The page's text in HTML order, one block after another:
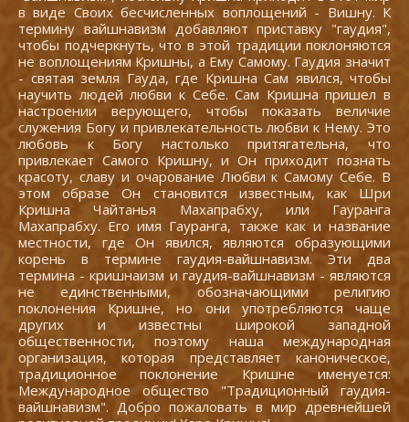
в виде Своих бесчисленных воплощений - Вишну. К
термину вайшнавизм добавляют приставку "гаудия",
чтобы подчеркнуть, что в этой традиции поклоняются
не воплощениям Кришны, а Ему Самому. Гаудия значит
- святая земля Гауда, где Кришна Сам явился, чтобы
научить людей любви к Себе. Сам Кришна пришел в
настроении верующего, чтобы показать величие
служения Богу и привлекательность любви к Нему. Это
любовь к Богу настолько притягательна, что
привлекает Самого Кришну, и Он приходит познать
красоту, славу и очарование Любви к Самому Себе. В
этом образе Он становится известным, как Шри
Кришна Чайтанья Махапрабху, или Гауранга
Махапрабху. Его имя Гауранга, также как и название
местности, где Он явился, являются образующими
корень в термине гаудия-вайшнавизм. Эти два
термина - кришнаизм и гаудия-вайшнавизм - являются
не единственными, обозначающими религию
поклонения Кришне, но они употребляются чаще
других и известны широкой западной
общественности, поэтому наша международная
организация, которая представляет каноническое,
традиционное поклонение Кришне именуется:
Международное общество "Традиционный гаудия-
вайшнавизм". Добро пожаловать в мир древнейшей